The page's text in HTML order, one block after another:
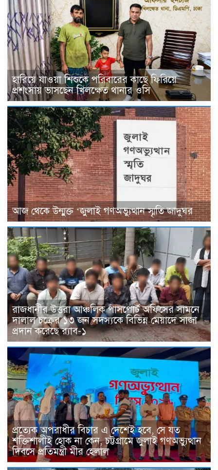
হারিয়ে যাওয়া শিশুকে পরিবারের কাছে ফিরিয়ে
প্রশংসায় ভাসছেন খিলক্ষেত থানার ওসি
আজ থেকে উন্মুক্ত ‘জুলাই গণঅভ্যুত্থান স্মৃতি জাদুঘর
রাজধানীর উত্তরা আঞ্চলিক পাসপোর্ট অফিসের সামনে
দালাল চক্রের ১৩ জন সদস্যকে বিভিন্ন মেয়াদে সাজা
প্রদান করেছে র‌্যাব-১
প্রত্যেক অপরাধীর বিচার এ দেশেই হবে, সে যত
শক্তিশালীই হোক না কেন, চট্টগ্রামে জুলাই গণঅভ্যুত্থান
দিবসে প্রতিমন্ত্রী মীর হেলাল